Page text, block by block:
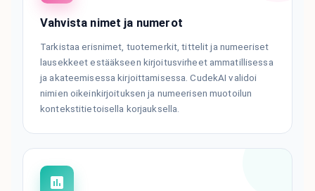
Vahvista nimet ja numerot
Tarkistaa erisnimet, tuotemerkit, tittelit ja numeeriset
lausekkeet estääkseen kirjoitusvirheet ammatillisessa
ja akateemisessa kirjoittamisessa. CudekAI validoi
nimien oikeinkirjoituksen ja numeerisen muotoilun
kontekstitietoisella korjauksella.